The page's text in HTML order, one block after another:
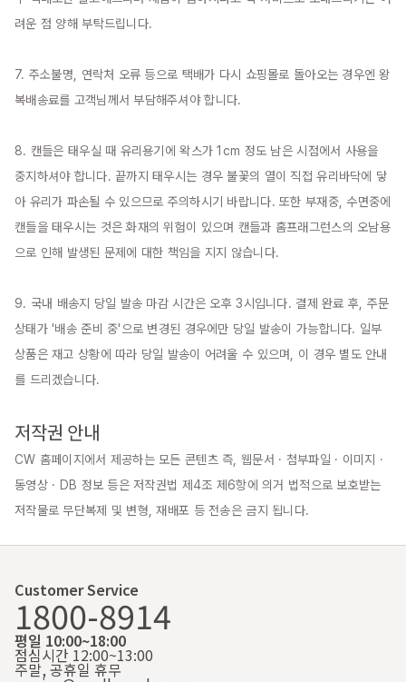
려운 점 양해 부탁드립니다.
7. 주소불명, 연락처 오류 등으로 택배가 다시 쇼핑몰로 돌아오는 경우엔 왕
복배송료를 고객님께서 부담해주셔야 합니다.
8. 캔들은 태우실 때 유리용기에 왁스가 1cm 정도 남은 시점에서 사용을
중지하셔야 합니다. 끝까지 태우시는 경우 불꽃의 열이 직접 유리바닥에 닿
아 유리가 파손될 수 있으므로 주의하시기 바랍니다. 또한 부재중, 수면중에
캔들을 태우시는 것은 화재의 위험이 있으며 캔들과 홈프래그런스의 오남용
으로 인해 발생된 문제에 대한 책임을 지지 않습니다.
9. 국내 배송지 당일 발송 마감 시간은 오후 3시입니다. 결제 완료 후, 주문
상태가 '배송 준비 중'으로 변경된 경우에만 당일 발송이 가능합니다. 일부
상품은 재고 상황에 따라 당일 발송이 어려울 수 있으며, 이 경우 별도 안내
를 드리겠습니다.
저작권 안내
CW 홈페이지에서 제공하는 모든 콘텐츠 즉, 웹문서 · 첨부파일 · 이미지 ·
동영상 · DB 정보 등은 저작권법 제4조 제6항에 의거 법적으로 보호받는
저작물로 무단복제 및 변형, 재배포 등 전송은 금지 됩니다.
Customer Service
1800-8914
평일 10:00~18:00
점심시간 12:00~13:00
주말, 공휴일 휴무